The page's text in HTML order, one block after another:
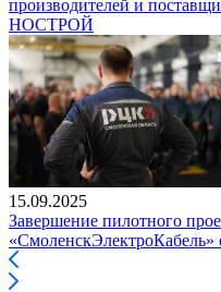
производителей и
НОСТРОЙ
15.09.2025
Завершение пилотного
«СмоленскЭлектроКабель»